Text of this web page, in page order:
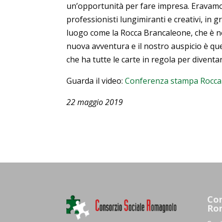
un’opportunità per fare impresa.
professionisti lungimiranti e creativi, in
luogo come la Rocca Brancaleone, che
nuova avventura e il nostro auspicio è
che ha tutte le carte in regola per
Guarda il video:Conferenza stampa
22 maggio 2019